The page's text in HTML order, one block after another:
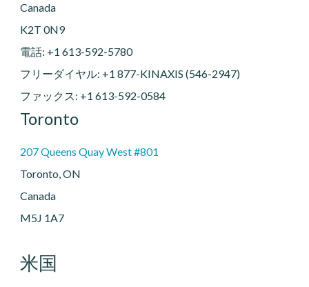
Canada
K2T 0N9
電話: +1 613-592-5780
フリーダイヤル: +1 877-KINAXIS (546-2947)
ファックス: +1 613-592-0584
Toronto
207 Queens Quay West #801
Toronto, ON
Canada
M5J 1A7
米国